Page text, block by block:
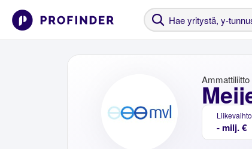
Ammattiliitto
Liikevaihto
- milj. €